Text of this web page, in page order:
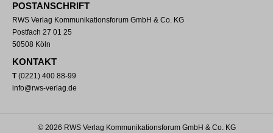
POSTANSCHRIFT
RWS Verlag Kommunikationsforum GmbH & Co. KG
Postfach 27 01 25
50508 Köln
KONTAKT
T(0221) 400 88-99
info@rws-verlag.de
© 2026 RWS Verlag Kommunikationsforum GmbH & Co. KG